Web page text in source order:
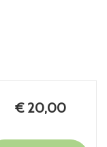
Prezzo
€ 20,00